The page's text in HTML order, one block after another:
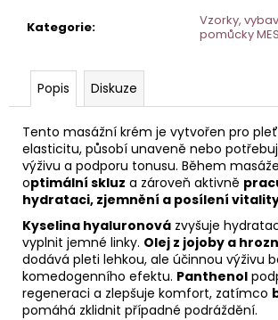
Kategorie:
Vzorky,
pomůcky
Popis Diskuze
Tento masážní krém je vytvořen pro
elasticitu, působí unaveně nebo
výživu a podporu tonusu. Během
optimální skluz a zároveň aktivně
hydrataci, zjemnění a posílení
Kyselina hyaluronová zvyšuje
vyplnit jemné linky. Olej z jojoby a
dodává pleti lehkou, ale účinnou výživu
komedogenního efektu. Panthenol
regeneraci a zlepšuje komfort, zatímco
pomáhá zklidnit případné podráždění.
u
e
ČISTÍCÍ
MLÉKO
S
EXTRAKTEM
Z
BAVLNY
50
ML